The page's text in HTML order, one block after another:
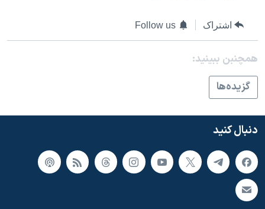
اشتراک Follow us
همچنبن ببینید:
گزيده‌ها
دنبال کنید